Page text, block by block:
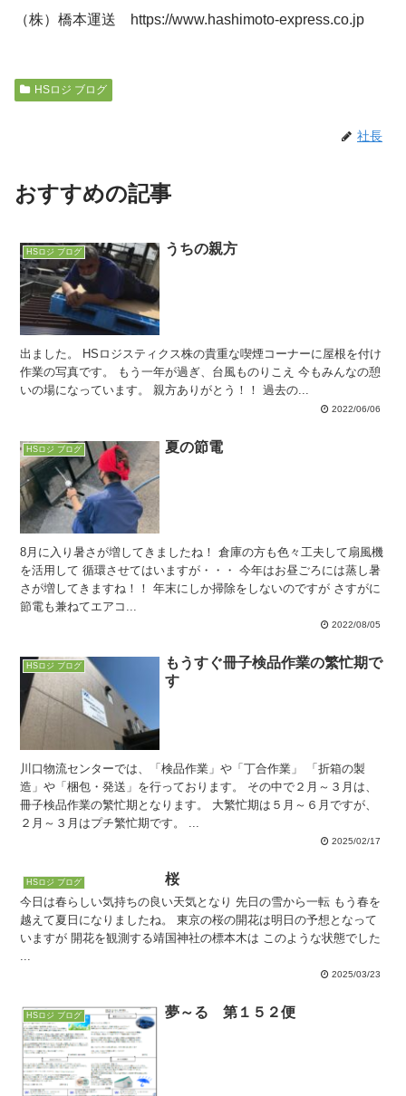
（株）橋本運送 https://www.hashimoto-express.co.jp
HSロジ ブログ
社長
おすすめの記事
HSロジ ブログ うちの親方
出ました。 HSロジスティクス株の貴重な喫煙コーナーに屋根を付け
作業の写真です。 もう一年が過ぎ、台風ものりこえ 今もみんなの憩
いの場になっています。 親方ありがとう！！ 過去の...
2022/06/06
HSロジ ブログ 夏の節電
8月に入り暑さが増してきましたね！ 倉庫の方も色々工夫して扇風機
を活用して 循環させてはいますが・・・ 今年はお昼ごろには蒸し暑
さが増してきますね！！ 年末にしか掃除をしないのですが さすがに
節電も兼ねてエアコ...
2022/08/05
HSロジ ブログ
もうすぐ冊子検品作業の繁忙期で
す
川口物流センターでは、「検品作業」や「丁合作業」 「折箱の製
造」や「梱包・発送」を行っております。 その中で２月～３月は、
冊子検品作業の繁忙期となります。 大繁忙期は５月～６月ですが、
２月～３月はプチ繁忙期です。 ...
2025/02/17
HSロジ ブログ 桜
今日は春らしい気持ちの良い天気となり 先日の雪から一転 もう春を
越えて夏日になりましたね。 東京の桜の開花は明日の予想となって
いますが 開花を観測する靖国神社の標本木は このような状態でした
...
2025/03/23
HSロジ ブログ 夢～る 第１５２便